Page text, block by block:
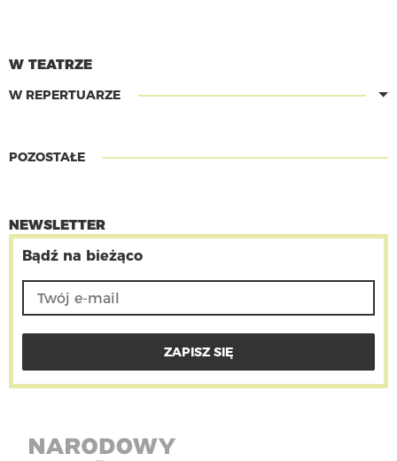
W TEATRZE
W REPERTUARZE
POZOSTAŁE
NEWSLETTER
Bądź na bieżąco